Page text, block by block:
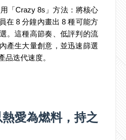
「Crazy 8s」方法：將核心
在 8 分鐘內畫出 8 種可能方
。這種高節奏、低評判的流
產生大量創意，並迅速篩選
品迭代速度。
愛為燃料，持之